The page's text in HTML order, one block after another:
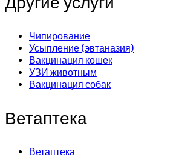
Чипирование
Усыпление (эвтаназия)
Вакцинация кошек
УЗИ животным
Вакцинация собак
Ветаптека
Ветаптека